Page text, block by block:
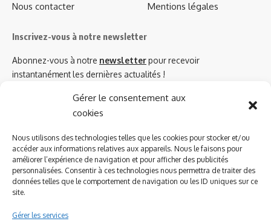
Gérer le consentement aux
cookies
Nous utilisons des technologies telles que les cookies pour stocker et/ou
accéder aux informations relatives aux appareils. Nous le faisons pour
améliorer l’expérience de navigation et pour afficher des publicités
personnalisées. Consentir à ces technologies nous permettra de traiter des
données telles que le comportement de navigation ou les ID uniques sur ce
site.
Gérer les services
Nous contacter
Mentions légales
Inscrivez-vous à notre newsletter
Abonnez-vous à notre newsletterpour recevoir
instantanément les dernières actualités !
Azinat.com TV soutient